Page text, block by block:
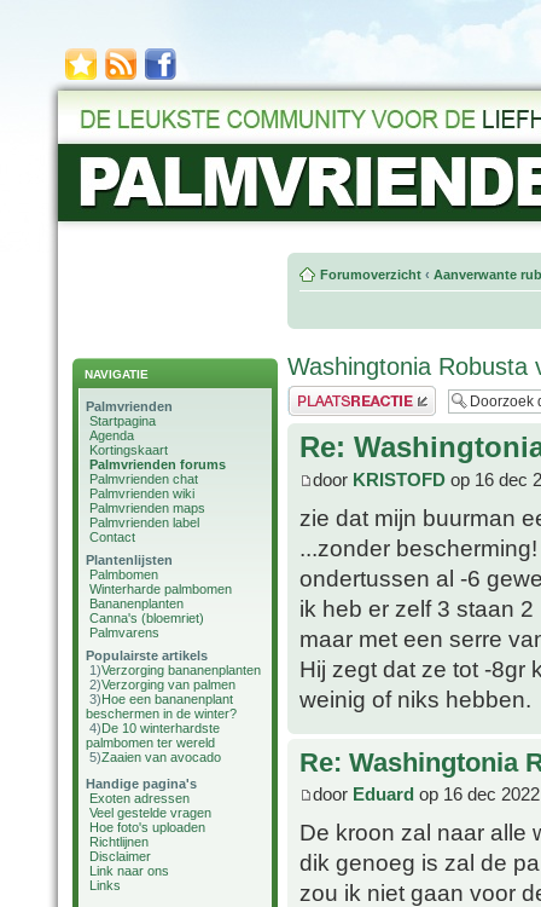
NAVIGATIE
Palmvrienden
Startpagina
Agenda
Kortingskaart
Palmvrienden forums
Palmvrienden chat
Palmvrienden wiki
Palmvrienden maps
Palmvrienden label
Contact
Plantenlijsten
Palmbomen
Winterharde palmbomen
Bananenplanten
Canna's (bloemriet)
Palmvarens
Populairste artikels
1)Verzorging bananenplanten
2)Verzorging van palmen
3)Hoe een bananenplant
beschermen in de winter?
4)De 10 winterhardste
palmbomen ter wereld
5)Zaaien van avocado
Handige pagina's
Exoten adressen
Veel gestelde vragen
Hoe foto's uploaden
Richtlijnen
Disclaimer
Link naar ons
Links
Forumoverzicht ‹ Aanverwante
Washingtonia Robusta
Plaats een reactie
Re:
door KRISTOFD op 16 dec
zie dat mijn buurman
...zonder bescherming!
ondertussen al -6
ik heb er zelf 3 staan
maar met een serre
Hij zegt dat ze tot -8gr
weinig of niks hebben.
Re: Washingtonia
door Eduard op 16 dec
De kroon zal naar alle
dik genoeg is zal de
zou ik niet gaan voor